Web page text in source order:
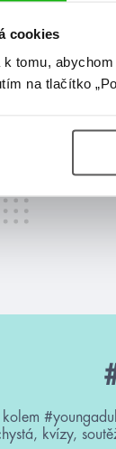
cookies
tomu,
na tlačítko
máme
si naši
číst více
kolem
kvízy,